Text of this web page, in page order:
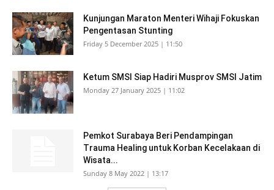
Kunjungan Maraton Menteri Wihaji Fokuskan
Pengentasan Stunting
Friday 5 December 2025 | 11:50
Ketum SMSI Siap Hadiri Musprov SMSI Jatim
Monday 27 January 2025 | 11:02
Pemkot Surabaya Beri Pendampingan
Trauma Healing untuk Korban Kecelakaan di
Wisata...
Sunday 8 May 2022 | 13:17